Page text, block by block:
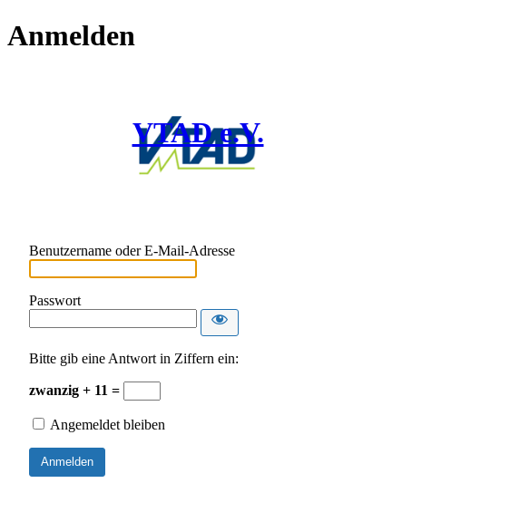
Anmelden
VTAD e.V.
Benutzername oder E-Mail-Adresse
Passwort
Bitte gib eine Antwort in Ziffern ein:
zwanzig + 11 =
Angemeldet bleiben